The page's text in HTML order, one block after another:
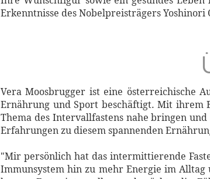
Erkenntnisse des Nobelpreisträgers
Vera Moosbrugger ist eine österreichische
Ernährung und Sport beschäftigt. Mit ihrem
Thema des Intervallfastens nahe bringen
Erfahrungen zu diesem spannenden
"Mir persönlich hat das intermittierende
Immunsystem hin zu mehr Energie im